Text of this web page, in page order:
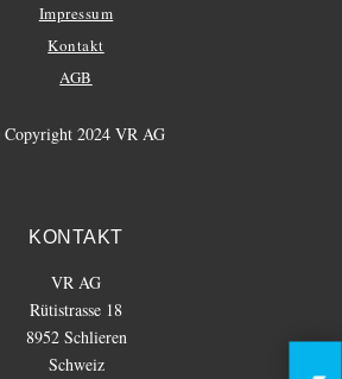
Impressum
Kontakt
AGB
2024 VR AG
KONTAKT
VR AG
Rütistrasse 18
8952 Schlieren
Schweiz